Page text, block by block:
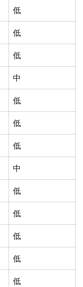
低
低
低
中
低
低
低
中
低
低
低
低
低